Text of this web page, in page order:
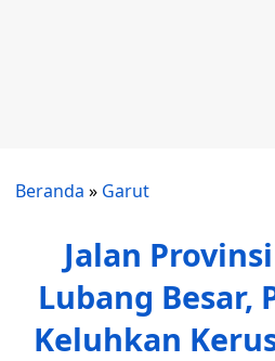
Beranda » Garut
Jalan
Lubang Besar,
Keluhkan